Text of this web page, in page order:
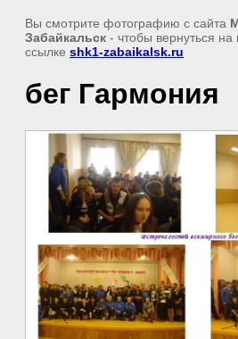
Вы смотрите фотографию с сайта
Забайкальск - чтобы вернуться на
ссылке shk1-zabaikalsk.ru
бег Гармония